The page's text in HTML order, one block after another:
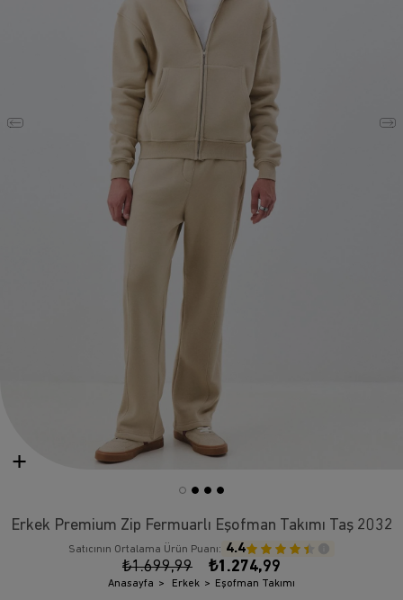
Erkek Premium Zip Fermuarlı Eşofman Takımı Taş 2032
Satıcının Ortalama Ürün Puanı: 4.4
₺1.699,99 ₺1.274,99
Anasayfa Erkek Eşofman Takımı